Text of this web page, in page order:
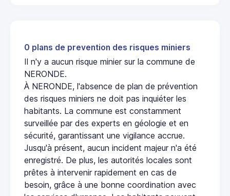
0 plans de prevention des risques miniers
Il n'y a aucun risque minier sur la commune de
NERONDE.
À NERONDE, l'absence de plan de prévention
des risques miniers ne doit pas inquiéter les
habitants. La commune est constamment
surveillée par des experts en géologie et en
sécurité, garantissant une vigilance accrue.
Jusqu'à présent, aucun incident majeur n'a été
enregistré. De plus, les autorités locales sont
prêtes à intervenir rapidement en cas de
besoin, grâce à une bonne coordination avec